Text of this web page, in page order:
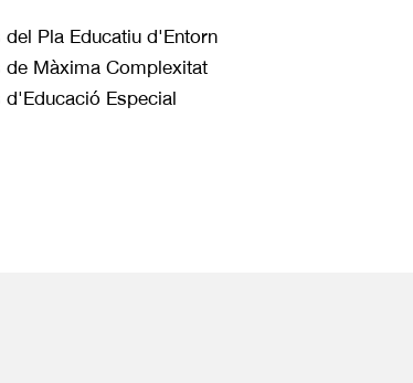
Pla Educatiu d'Entorn
Màxima Complexitat
Especial